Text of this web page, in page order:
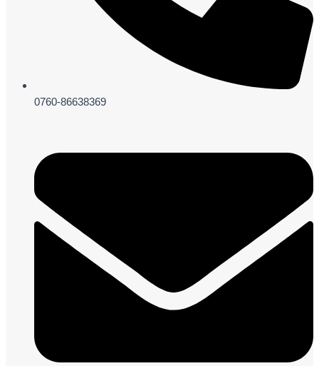
0760-86638369